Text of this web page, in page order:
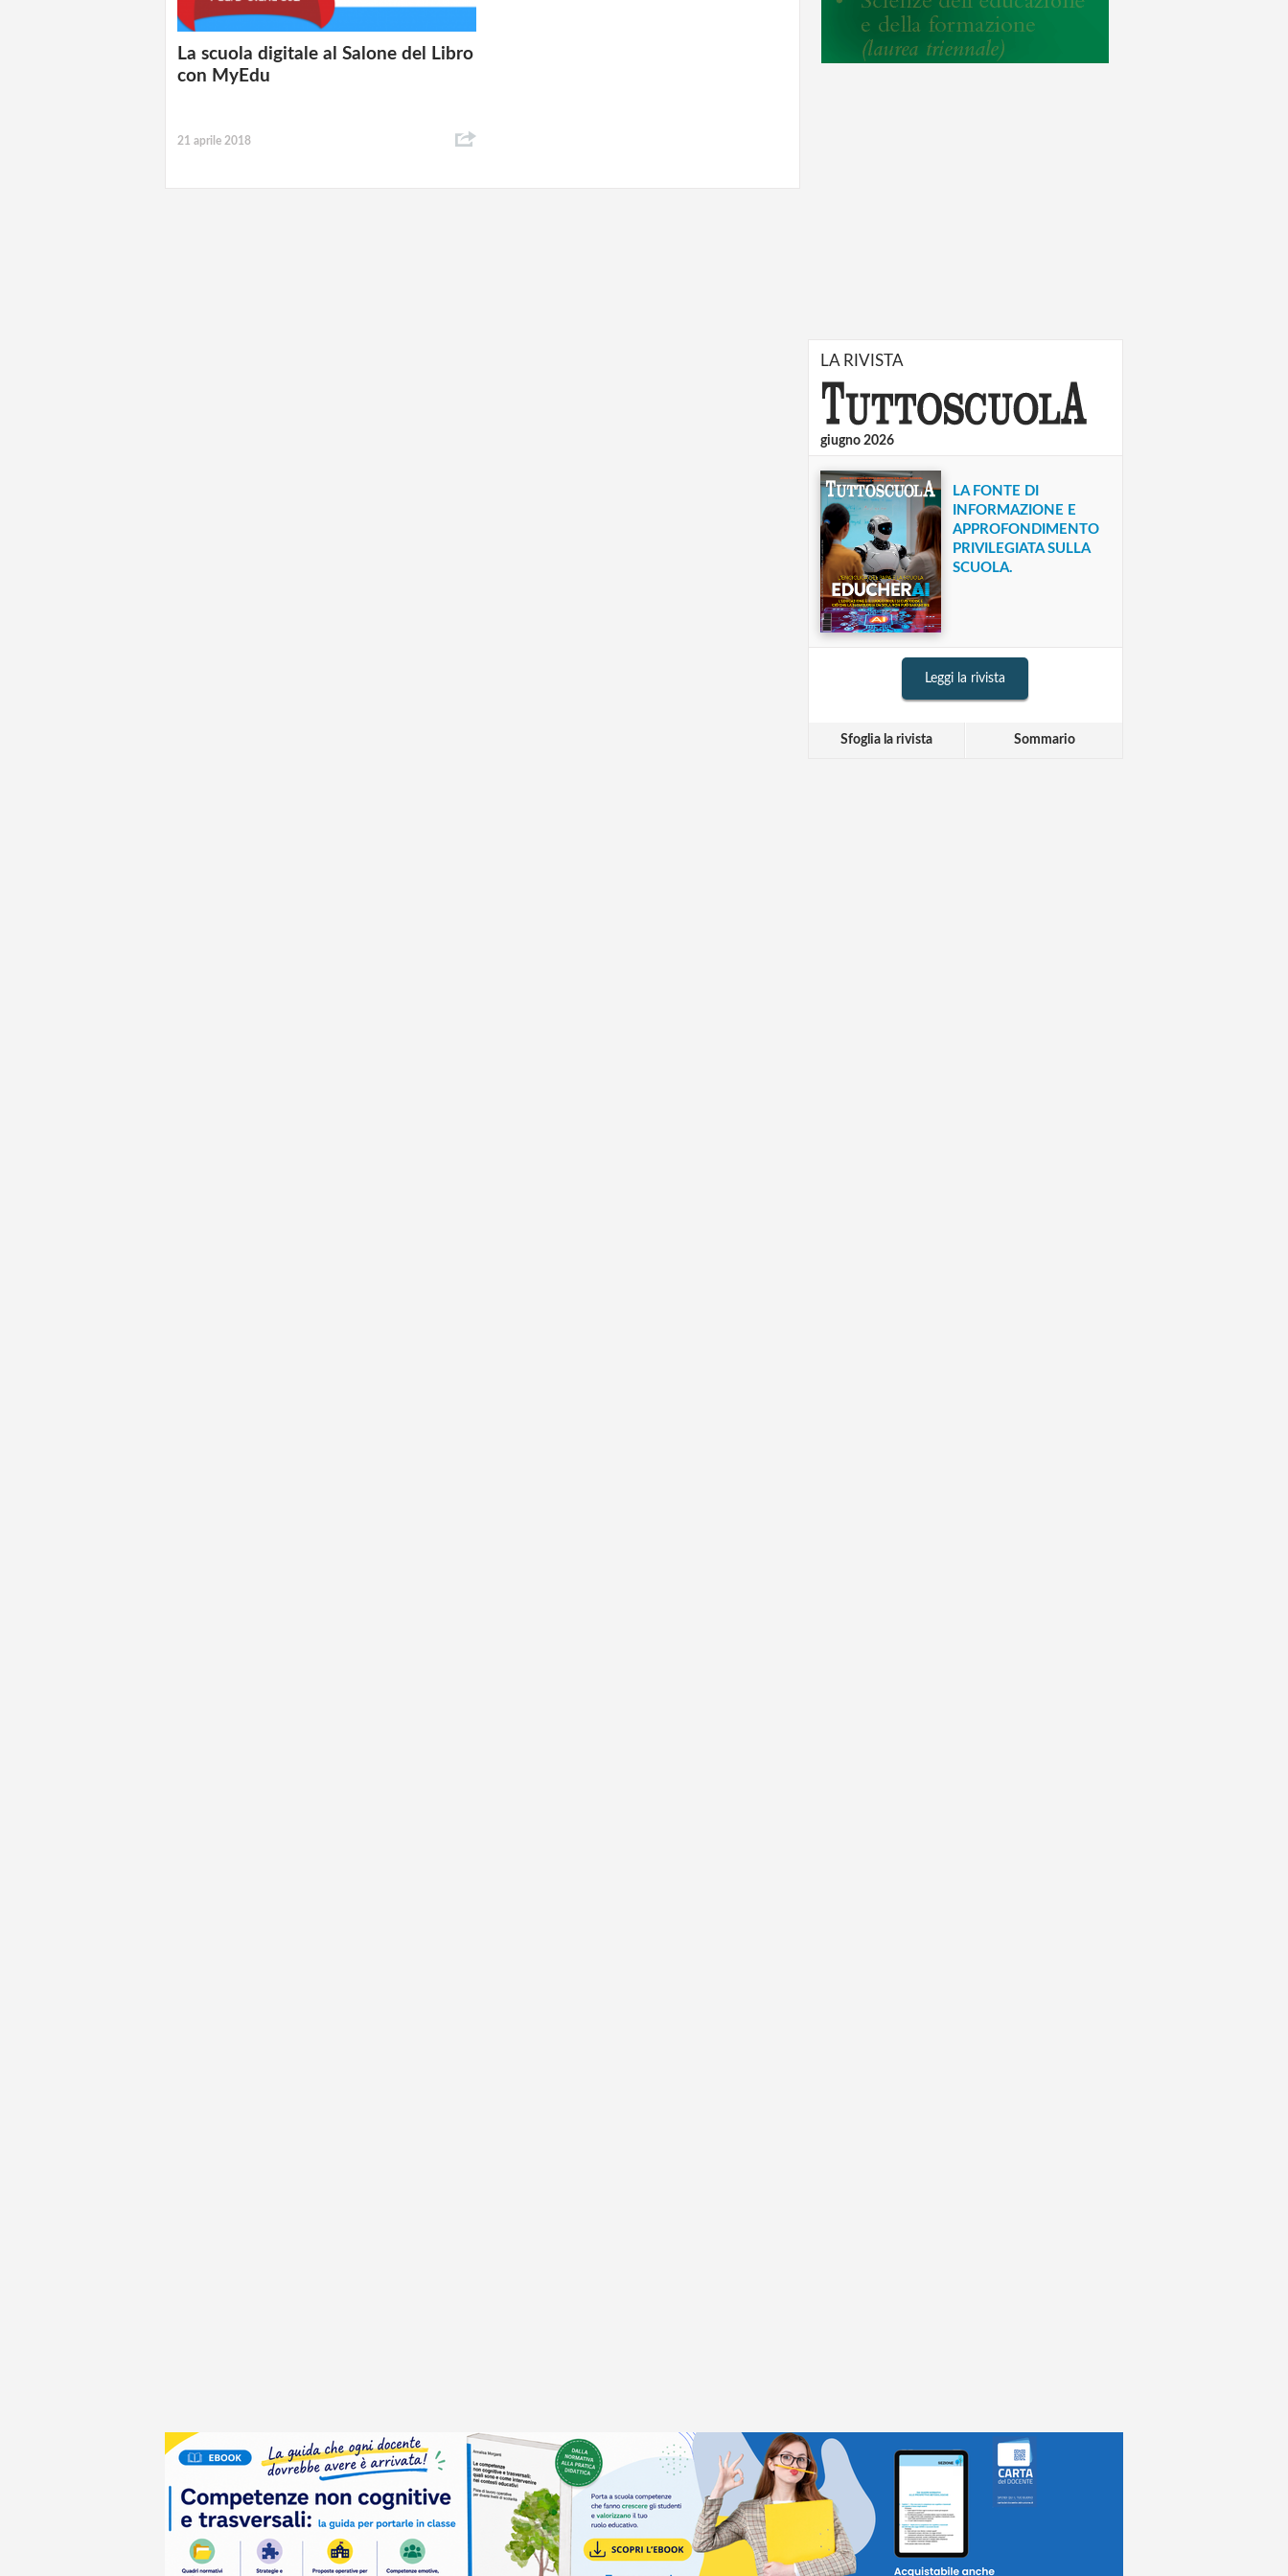
La scuola digitale al Salone del Libro
con MyEdu
21 aprile 2018
LA RIVISTA
giugno 2026
LA FONTE DI
INFORMAZIONE E
APPROFONDIMENTO
PRIVILEGIATA SULLA
SCUOLA.
Leggi la rivista
Sfoglia la rivista Sommario